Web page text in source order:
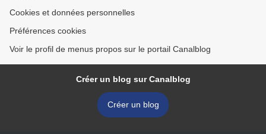
Cookies et données personnelles
Préférences cookies
Voir le profil de menus propos sur le portail Canalblog
Créer un blog sur Canalblog
Créer un blog